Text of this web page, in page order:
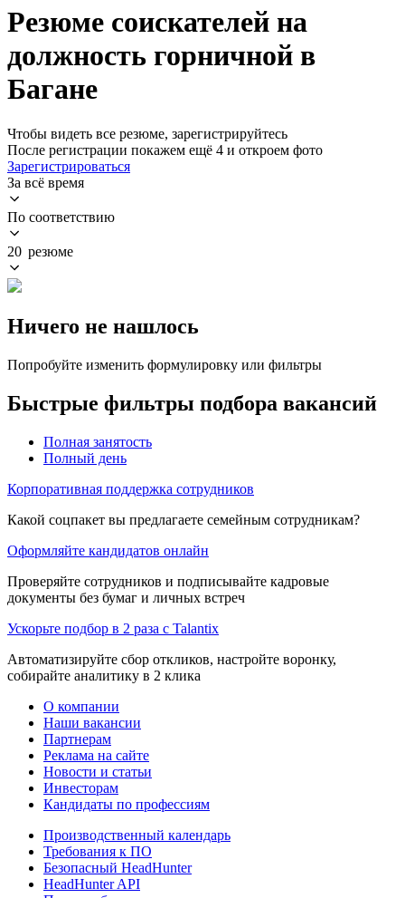
Резюме соискателей на
должность горничной в
Багане
Чтобы видеть все резюме, зарегистрируйтесь
После регистрации покажем ещё 4 и откроем фото
Зарегистрироваться
За всё время
По соответствию
20 резюме
Ничего не нашлось
Попробуйте изменить формулировку или фильтры
Быстрые фильтры подбора вакансий
Полная занятость
Полный день
Корпоративная поддержка сотрудников
Какой соцпакет вы предлагаете семейным сотрудникам?
Оформляйте кандидатов онлайн
Проверяйте сотрудников и подписывайте кадровые
документы без бумаг и личных встреч
Ускорьте подбор в 2 раза с Talantix
Автоматизируйте сбор откликов, настройте воронку,
собирайте аналитику в 2 клика
О компании
Наши вакансии
Партнерам
Реклама на сайте
Новости и статьи
Инвесторам
Кандидаты по профессиям
Производственный календарь
Требования к ПО
Безопасный HeadHunter
HeadHunter API